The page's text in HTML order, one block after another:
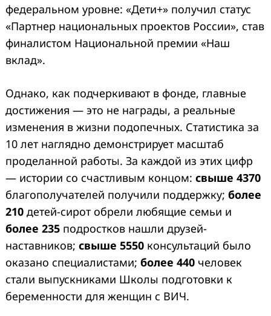
федеральном уровне: «Дети+» получил статус
«Партнер национальных проектов России», став
финалистом Национальной премии «Наш
вклад».
Однако, как подчеркивают в фонде, главные
достижения — это не награды, а реальные
изменения в жизни подопечных. Статистика за
10 лет наглядно демонстрирует масштаб
проделанной работы. За каждой из этих цифр
— истории со счастливым концом: свыше 4370
благополучателей получили поддержку; более
210 детей-сирот обрели любящие семьи и
более 235 подростков нашли друзей-
наставников; свыше 5550 консультаций было
оказано специалистами; более 440 человек
стали выпускниками Школы подготовки к
беременности для женщин с ВИЧ.